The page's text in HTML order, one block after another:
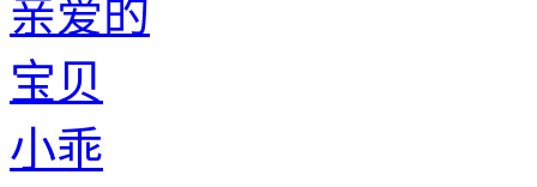
亲爱的
宝贝
小乖